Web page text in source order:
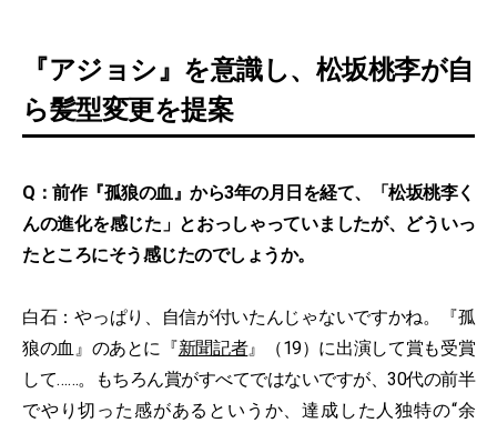
『アジョシ』を意識し、松坂桃李が自
ら髪型変更を提案
Q：前作『孤狼の血』から3年の月日を経て、「松坂桃李く
んの進化を感じた」とおっしゃっていましたが、どういっ
たところにそう感じたのでしょうか。
白石：やっぱり、自信が付いたんじゃないですかね。『孤
狼の血』のあとに『新聞記者』（19）に出演して賞も受賞
して……。もちろん賞がすべてではないですが、30代の前半
でやり切った感があるというか、達成した人独特の“余